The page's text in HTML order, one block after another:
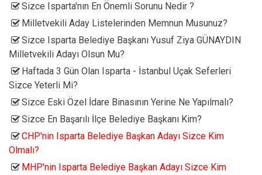
Sizce Isparta'nın En Önemli Sorunu Nedir ?
Milletvekili Aday Listelerinden Memnun Musunuz?
Sizce Isparta Belediye Başkanı Yusuf Ziya GÜNAYDIN
Milletvekili Adayı Olsun Mu?
Haftada 3 Gün Olan Isparta - İstanbul Uçak Seferleri
Sizce Yeterli Mi?
Sizce Eski Özel İdare Binasının Yerine Ne Yapılmalı?
Sizce En Başarılı İlçe Belediye Başkanı Kim?
CHP'nin Isparta Belediye Başkan Adayı Sizce Kim
Olmalı?
MHP'nin Isparta Belediye Başkan Adayı Sizce Kim